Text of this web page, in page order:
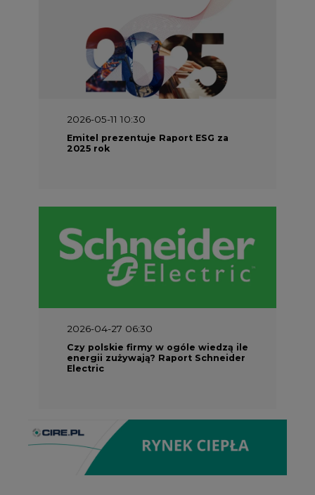
2026-05-11 10:30
Emitel prezentuje Raport ESG za
2025 rok
2026-04-27 06:30
Czy polskie firmy w ogóle wiedzą ile
energii zużywają? Raport Schneider
Electric